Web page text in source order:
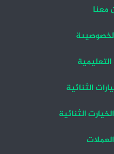
معنا
التعليمية
الثنائية
الثنائية